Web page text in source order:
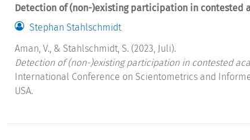
Detection of (non-)existing participation in contested
Stephan Stahlschmidt
Aman, V., & Stahlschmidt, S. (2023, Juli).
Detection of (non-)existing participation in contested
International Conference on Scientometrics and
USA.